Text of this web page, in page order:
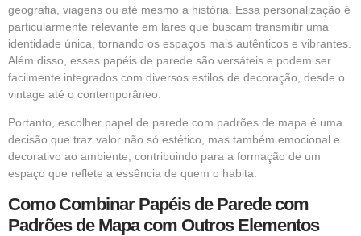
geografia, viagens ou até mesmo a história. Essa personalização é
particularmente relevante em lares que buscam transmitir uma
identidade única, tornando os espaços mais autênticos e vibrantes.
Além disso, esses papéis de parede são versáteis e podem ser
facilmente integrados com diversos estilos de decoração, desde o
vintage até o contemporâneo.
Portanto, escolher papel de parede com padrões de mapa é uma
decisão que traz valor não só estético, mas também emocional e
decorativo ao ambiente, contribuindo para a formação de um
espaço que reflete a essência de quem o habita.
Como Combinar Papéis de Parede com
Padrões de Mapa com Outros Elementos